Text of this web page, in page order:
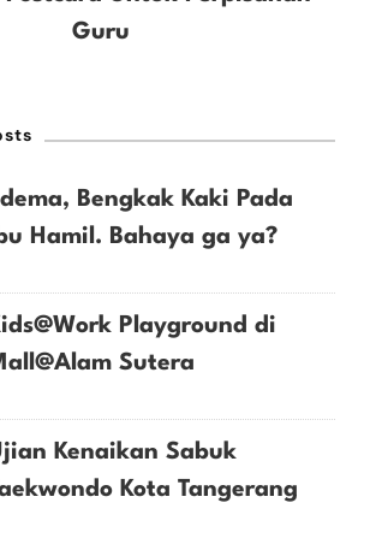
Guru
Bengkak Kaki Pada
Hamil. Bahaya ga ya?
Playground di
Sutera
Kenaikan Sabuk
Kota Tangerang